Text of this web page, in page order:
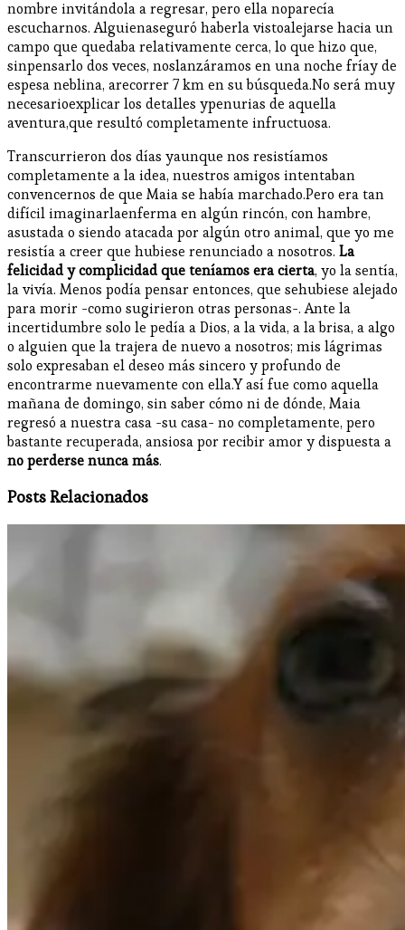
nombre invitándola a regresar, pero ella noparecía
escucharnos. Alguienaseguró haberla vistoalejarse hacia un
campo que quedaba relativamente cerca, lo que hizo que,
sinpensarlo dos veces, noslanzáramos en una noche fríay de
espesa neblina, arecorrer 7 km en su búsqueda.No será muy
necesarioexplicar los detalles ypenurias de aquella
aventura,que resultó completamente infructuosa.
Transcurrieron dos días yaunque nos resistíamos
completamente a la idea, nuestros amigos intentaban
convencernos de que Maia se había marchado.Pero era tan
difícil imaginarlaenferma en algún rincón, con hambre,
asustada o siendo atacada por algún otro animal, que yo me
resistía a creer que hubiese renunciado a nosotros. La
felicidad y complicidad que teníamos era cierta, yo la sentía,
la vivía. Menos podía pensar entonces, que sehubiese alejado
para morir -como sugirieron otras personas-. Ante la
incertidumbre solo le pedía a Dios, a la vida, a la brisa, a algo
o alguien que la trajera de nuevo a nosotros; mis lágrimas
solo expresaban el deseo más sincero y profundo de
encontrarme nuevamente con ella.Y así fue como aquella
mañana de domingo, sin saber cómo ni de dónde, Maia
regresó a nuestra casa -su casa- no completamente, pero
bastante recuperada, ansiosa por recibir amor y dispuesta a
no perderse nunca más.
Posts Relacionados